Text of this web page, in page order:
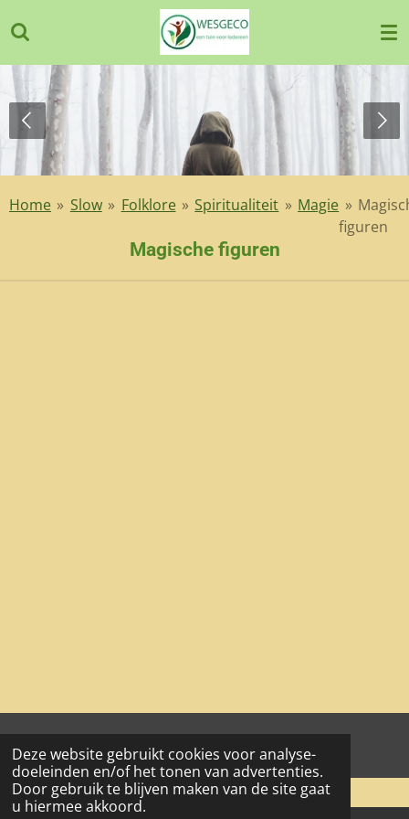
Deze website gebruikt cookies voor analyse-
doeleinden en/of het tonen van advertenties.
Door gebruik te blijven maken van de site gaat
u hiermee akkoord.
direct
naar
de
hoofdinhoud
Home » Slow » Folklore » Spiritualiteit » Magie »
figuren
Magische figuren
aa© 2017 - 2024 wesgeco